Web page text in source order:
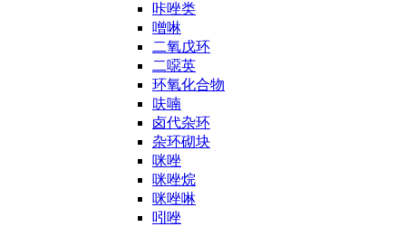
咔唑类
噌啉
二氧戊环
二噁英
环氧化合物
呋喃
卤代杂环
杂环砌块
咪唑
咪唑烷
咪唑啉
吲唑